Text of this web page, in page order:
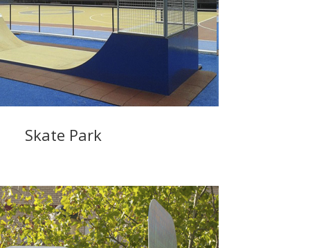
Skate Park